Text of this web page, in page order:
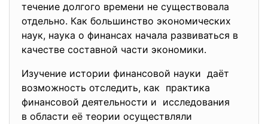
течение долгого времени не существовала
отдельно. Как большинство экономических
наук, наука о финансах начала развиваться в
качестве составной части экономики.
Изучение истории финансовой науки даёт
возможность отследить, как практика
финансовой деятельности и исследования
в области её теории осуществляли